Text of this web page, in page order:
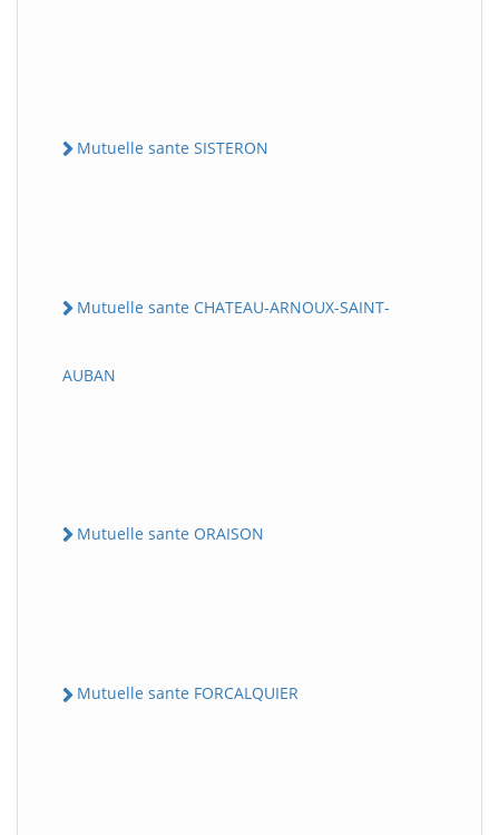
Mutuelle sante SISTERON
Mutuelle sante CHATEAU-ARNOUX-SAINT-
AUBAN
Mutuelle sante ORAISON
Mutuelle sante FORCALQUIER